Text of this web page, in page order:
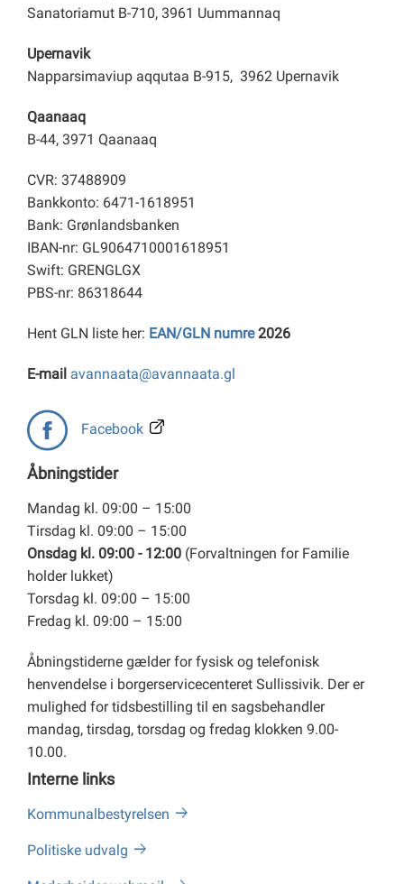
Sanatoriamut B-710, 3961 Uummannaq
Upernavik
Napparsimaviup aqqutaa B-915, 3962 Upernavik
Qaanaaq
B-44, 3971 Qaanaaq
CVR: 37488909
Bankkonto: 6471-1618951
Bank: Grønlandsbanken
IBAN-nr: GL9064710001618951
Swift: GRENGLGX
PBS-nr: 86318644
Hent GLN liste her: EAN/GLN numre2026
E-mail avannaata@avannaata.gl
Facebook
Åbningstider
Mandag kl. 09:00 – 15:00
Tirsdag kl. 09:00 – 15:00
Onsdag kl. 09:00 - 12:00 (Forvaltningen for Familie
holder lukket)
Torsdag kl. 09:00 – 15:00
Fredag kl. 09:00 – 15:00
Åbningstiderne gælder for fysisk og telefonisk
henvendelse i borgerservicecenteret Sullissivik. Der er
mulighed for tidsbestilling til en sagsbehandler
mandag, tirsdag, torsdag og fredag klokken 9.00-
10.00.
Interne links
Kommunalbestyrelsen
Politiske udvalg